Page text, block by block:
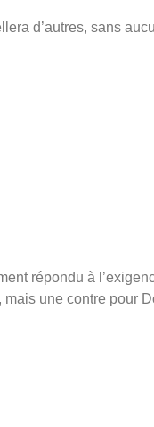
d’autres, sans
répondu à
une contre pour